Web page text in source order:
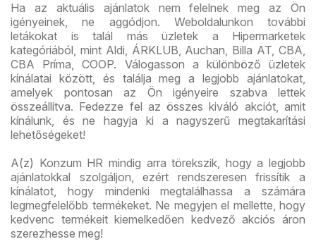
Ha az aktuális ajánlatok nem felelnek meg az Ön
igényeinek, ne aggódjon. Weboldalunkon további
letákokat is talál más üzletek a Hipermarketek
kategóriából, mint Aldi, ÁRKLUB, Auchan, Billa AT, CBA,
CBA Príma, COOP. Válogasson a különböző üzletek
kínálatai között, és találja meg a legjobb ajánlatokat,
amelyek pontosan az Ön igényeire szabva lettek
összeállítva. Fedezze fel az összes kiváló akciót, amit
kínálunk, és ne hagyja ki a nagyszerű megtakarítási
lehetőségeket!
A(z) Konzum HR mindig arra törekszik, hogy a legjobb
ajánlatokkal szolgáljon, ezért rendszeresen frissítik a
kínálatot, hogy mindenki megtalálhassa a számára
legmegfelelőbb termékeket. Ne megyjen el mellette, hogy
kedvenc termékeit kiemelkedően kedvező akciós áron
szerezhesse meg!